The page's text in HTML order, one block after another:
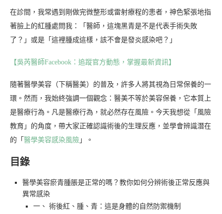
在診間，我常遇到剛做完微整形或雷射療程的患者，神色緊張地指
著臉上的紅腫處問我：「醫師，這塊黑青是不是代表手術失敗
了？」或是「這裡腫成這樣，該不會是發炎感染吧？」
【吳芮醫師Facebook：追蹤官方動態，掌握最新資訊】
隨著醫學美容（下稱醫美）的普及，許多人將其視為日常保養的一
環。然而，我始終強調一個觀念：醫美不等於美容保養，它本質上
是醫療行為。凡是醫療行為，就必然存在風險。今天我想從「風險
教育」的角度，帶大家正確認識術後的生理反應，並學會辨識潛在
的「 醫學美容感染風險 」。
目錄
醫學美容瘀青腫脹是正常的嗎？教你如何分辨術後正常反應與
異常感染
一、 術後紅、腫、青：這是身體的自然防禦機制